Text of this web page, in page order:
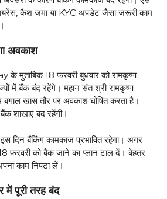
कैश जमा या KYC अपडेट जैसा जरूरी काम
अवकाश
मुताबिक 18 फरवरी बुधवार को रामकृष्ण
में बैंक बंद रहेंगे। महान संत श्री रामकृष्ण
खास तौर पर अवकाश घोषित करता है।
शाखाएं बंद रहेंगी।
दिन बैंकिंग कामकाज प्रभावित रहेगा। अगर
फरवरी को बैंक जाने का प्लान टाल दें। बेहतर
काम निपटा लें।
में पूरी तरह बंद